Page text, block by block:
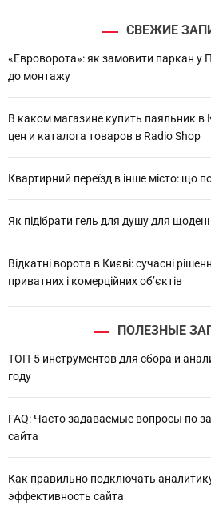
:
СВЕЖИЕ
«Евроворота»: як замовити паркан у
до монтажу
В каком магазине купить паяльник
цен и каталога товаров в Radio Shop
Квартирний переїзд в інше місто: що
Як підібрати гель для душу для
Відкатні ворота в Києві: сучасні
приватних і комерційних об’єктів
ПОЛЕЗНЫЕ
ТОП-5 инструментов для сбора и
году
FAQ: Часто задаваемые вопросы по
сайта
Как правильно подключать
эффективность сайта